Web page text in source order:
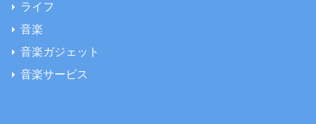
ライフ
音楽
音楽ガジェット
音楽サービス